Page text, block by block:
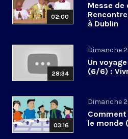
02:00
Messe de
à Dublin
28:34
Dimanche
Un
(6/6) :
03:16
Dimanche
le monde